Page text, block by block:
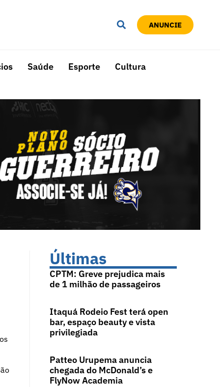
ANUNCIE
Saúde Esporte Cultura
Últimas
CPTM: Greve prejudica mais
de 1 milhão de passageiros
Itaquá Rodeio Fest terá open
bar, espaço beauty e vista
privilegiada
Patteo Urupema anuncia
chegada do McDonald’s e
FlyNow Academia